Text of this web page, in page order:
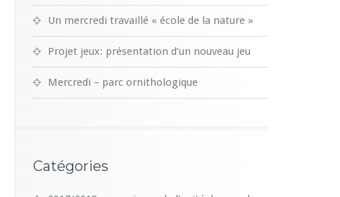
Un mercredi travaillé « école de la nature »
Projet jeux: présentation d’un nouveau jeu
Mercredi – parc ornithologique
Catégories